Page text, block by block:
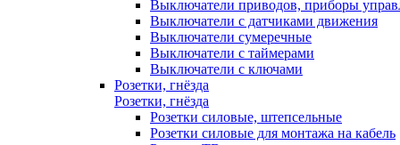
Выключатели приводов, приборы
Выключатели с датчиками движения
Выключатели сумеречные
Выключатели с таймерами
Выключатели с ключами
Розетки, гнёзда
Розетки, гнёзда
Розетки силовые, штепсельные
Розетки силовые для монтажа на кабель